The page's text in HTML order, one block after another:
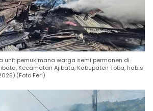
unit pemukimana warga semi permanen di
Kecamatan Ajibata, Kabupaten Toba, habis
Feri)